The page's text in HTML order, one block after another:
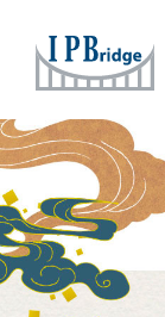
content